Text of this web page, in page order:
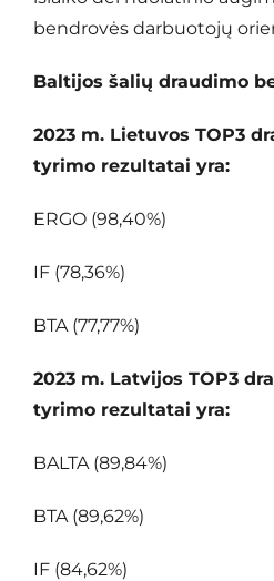
bendrovės darbuotojų
Baltijos šalių draudimo
2023 m. Lietuvos TOP3
tyrimo rezultatai yra:
ERGO (98,40%)
IF (78,36%)
BTA (77,77%)
2023 m. Latvijos TOP3
tyrimo rezultatai yra:
BALTA (89,84%)
BTA (89,62%)
IF (84,62%)